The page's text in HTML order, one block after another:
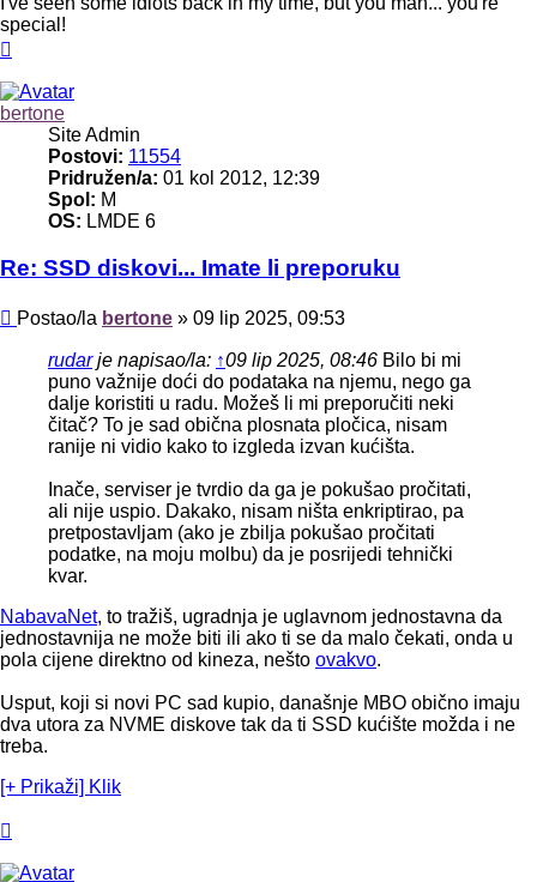
special!
bertone
Site Admin
Postovi: 11554
Pridružen/a: 01 kol 2012, 12:39
Spol: M
OS: LMDE 6
Re: SSD diskovi... Imate li preporuku
Post
Postao/la bertone » 09 lip 2025, 09:53
rudarje napisao/la: ↑09 lip 2025, 08:46 Bilo bi mi
puno važnije doći do podataka na njemu, nego ga
dalje koristiti u radu. Možeš li mi preporučiti neki
čitač? To je sad obična plosnata pločica, nisam
ranije ni vidio kako to izgleda izvan kućišta.
Inače, serviser je tvrdio da ga je pokušao pročitati,
ali nije uspio. Dakako, nisam ništa enkriptirao, pa
pretpostavljam (ako je zbilja pokušao pročitati
podatke, na moju molbu) da je posrijedi tehnički
kvar.
NabavaNet, to tražiš, ugradnja je uglavnom jednostavna da
jednostavnija ne može biti ili ako ti se da malo čekati, onda u
pola cijene direktno od kineza, nešto ovakvo.
Usput, koji si novi PC sad kupio, današnje MBO obično imaju
dva utora za NVME diskove tak da ti SSD kućište možda i ne
treba.
[+ Prikaži] Klik